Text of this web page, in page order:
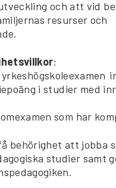
och att vid
resurser och
:
i studier med
som har
behörighet att jobba
studier samt